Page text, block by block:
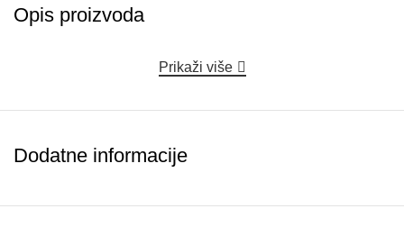
Opis proizvoda
Prikaži više
Dodatne informacije